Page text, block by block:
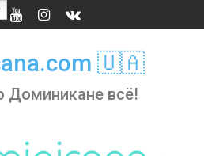
🇺🇦
Доминикане всё!